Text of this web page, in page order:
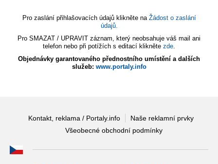
Pro zaslání přihlašovacích údajů klikněte na Žádost o zaslání
údajů.
Pro SMAZAT / UPRAVIT záznam, který neobsahuje váš mail ani
telefon nebo při potížích s editací klikněte zde.
Objednávky garantovaného přednostního umístění a dalších
služeb: www.portaly.info
Kontakt, reklama / Portaly.info
Naše reklamní prvky
Všeobecné obchodní podmínky